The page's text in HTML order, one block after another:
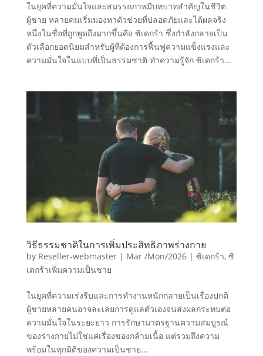
ในยุคที่ความมั่นใจและสมรรถภาพมีบทบาทสำคัญในชีวิต
ผู้ชาย หลายคนเริ่มมองหาตัวช่วยที่ปลอดภัยและได้ผลจริง
หนึ่งในชื่อที่ถูกพูดถึงมากขึ้นคือ ซิเดกร้า ซึ่งกำลังกลายเป็น
ตัวเลือกยอดนิยมสำหรับผู้ที่ต้องการฟื้นฟูความแข็งแรงและ
ความมั่นใจในแบบที่เป็นธรรมชาติ ทำความรู้จัก ซิเดกร้า...
วิธีธรรมชาติในการเพิ่มประสิทธิภาพร่างกาย
by Reseller-webmaster| Mar /Mon/2026| ซิเดกร้า, ซิ
เดกร้าเพิ่มความเป็นชาย
ในยุคที่ความเร่งรีบและการทำงานหนักกลายเป็นเรื่องปกติ
ผู้ชายหลายคนอาจละเลยการดูแลตัวเองจนส่งผลกระทบต่อ
ความมั่นใจในระยะยาว การรักษามาตรฐานความสมบูรณ์
ของร่างกายไม่ใช่แค่เรื่องของกล้ามเนื้อ แต่รวมถึงความ
พร้อมในทุกมิติของความเป็นชาย...